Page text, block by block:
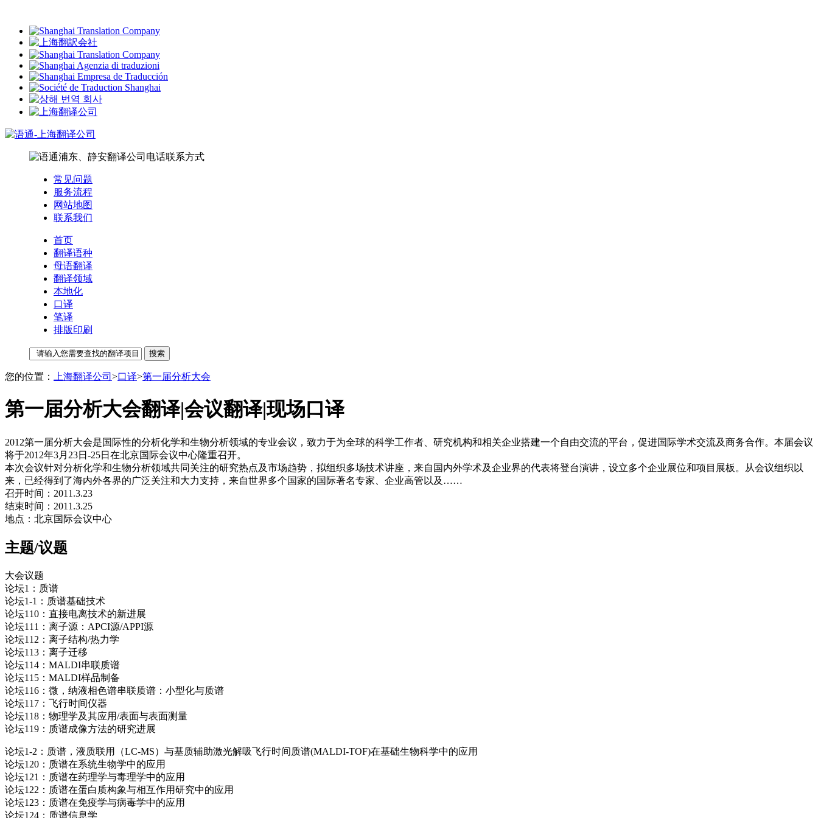
常见问题
服务流程
网站地图
联系我们
首页
翻译语种
母语翻译
翻译领域
本地化
口译
笔译
排版印刷
您的位置： 上海翻译公司 >口译>第一届分析大会
第一届分析大会翻译|会议翻译|现场口译
2012第一届分析大会是国际性的分析化学和生物分析领域的专业会议，致力于为全球的科学工作者、研究机构和相关企业搭建一个自由交流的平台，促进国际学术交流及商务合作。本届会议
将于2012年3月23日-25日在北京国际会议中心隆重召开。
本次会议针对分析化学和生物分析领域共同关注的研究热点及市场趋势，拟组织多场技术讲座，来自国内外学术及企业界的代表将登台演讲，设立多个企业展位和项目展板。从会议组织以
来，已经得到了海内外各界的广泛关注和大力支持，来自世界多个国家的国际著名专家、企业高管以及……
召开时间：2011.3.23
结束时间：2011.3.25
地点：北京国际会议中心
主题/议题
大会议题
论坛1：质谱
论坛1-1：质谱基础技术
论坛110：直接电离技术的新进展
论坛111：离子源：APCI源/APPI源
论坛112：离子结构/热力学
论坛113：离子迁移
论坛114：MALDI串联质谱
论坛115：MALDI样品制备
论坛116：微，纳液相色谱串联质谱：小型化与质谱
论坛117：飞行时间仪器
论坛118：物理学及其应用/表面与表面测量
论坛119：质谱成像方法的研究进展
论坛1-2：质谱，液质联用（LC-MS）与基质辅助激光解吸飞行时间质谱(MALDI-TOF)在基础生物科学中的应用
论坛120：质谱在系统生物学中的应用
论坛121：质谱在药理学与毒理学中的应用
论坛122：质谱在蛋白质构象与相互作用研究中的应用
论坛123：质谱在免疫学与病毒学中的应用
论坛124：质谱信息学